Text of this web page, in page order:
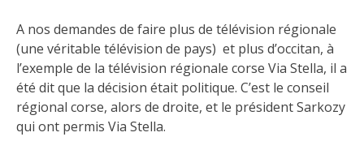
A nos demandes de faire plus de télévision régionale
(une véritable télévision de pays) et plus d’occitan, à
l’exemple de la télévision régionale corse Via Stella, il a
été dit que la décision était politique. C’est le conseil
régional corse, alors de droite, et le président Sarkozy
qui ont permis Via Stella.